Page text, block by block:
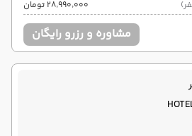
۲۸٬۹۹۰٬۰۰۰ تومان
مشاوره و رزرو رایگان